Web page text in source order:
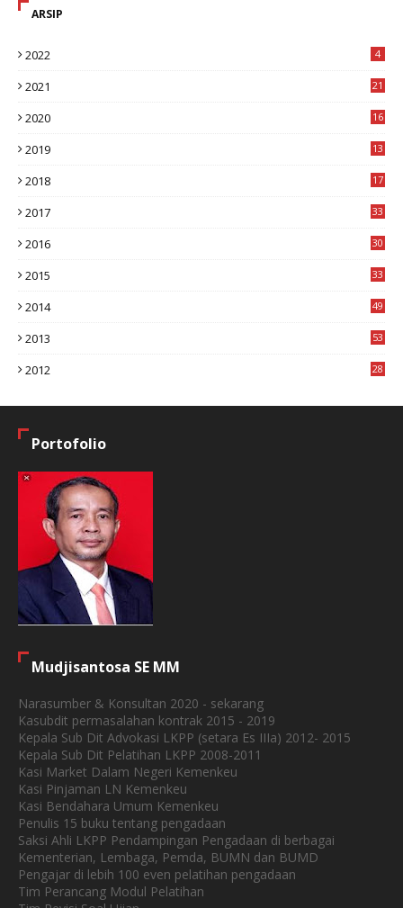
ARSIP
2022 4
2021 21
2020
16
2019
13
2018
17
2017
33
2016
30
2015
33
2014
49
2013
53
2012
28
Portofolio
Mudjisantosa SE MM
Narasumber & Konsultan 2020 - sekarang
Kasubdit permasalahan kontrak 2015 - 2019
Kepala Sub Dit Advokasi LKPP (setara Es IIIa) 2012- 2015
Kepala Sub Dit Pelatihan LKPP 2008-2011
Kasi Market Dalam Negeri Kemenkeu
Kasi Pinjaman LN Kemenkeu
Kasi Bendahara Umum Kemenkeu
Penulis 15 buku tentang pengadaan
Saksi Ahli LKPP Pendampingan Pengadaan di berbagai
Kementerian, Lembaga, Pemda, BUMN dan BUMD
Pengajar di lebih 100 even pelatihan pengadaan
Tim Perancang Modul Pelatihan